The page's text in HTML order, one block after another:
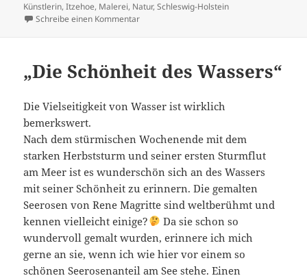
Künstlerin,Itzehoe, Malerei, Natur,Schleswig-Holstein
Schreibe einen Kommentarzu Frohe Weihnachten wünscht Christiane
„Die Schönheit des Wassers“
Die Vielseitigkeit von Wasser ist wirklich
bemerkswert.
Nach dem stürmischen Wochenende mit dem
starken Herbststurm und seiner ersten Sturmflut
am Meer ist es wunderschön sich an des Wassers
mit seiner Schönheit zu erinnern. Die gemalten
Seerosen von Rene Magritte sind weltberühmt und
kennen vielleicht einige?
Da sie schon so
wundervoll gemalt wurden, erinnere ich mich
gerne an sie, wenn ich wie hier vor einem so
schönen Seerosenanteil am See stehe. Einen